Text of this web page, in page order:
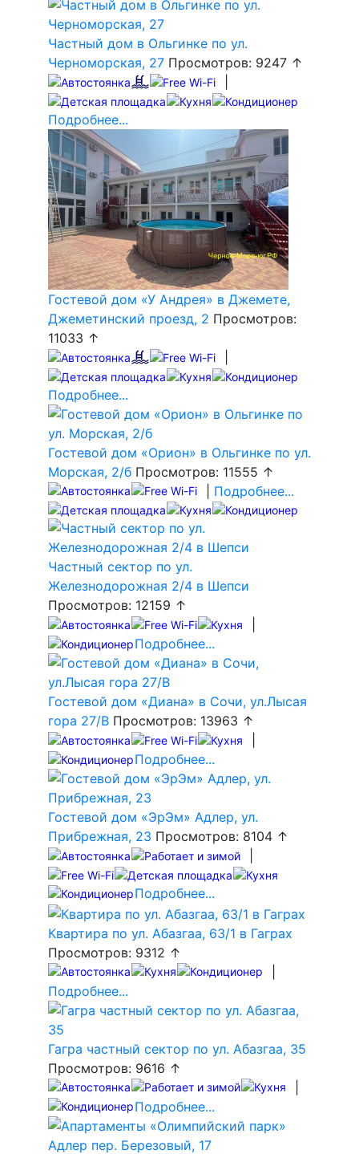
Частный дом в Ольгинке по ул.
Черноморская, 27 Просмотров: 9247 ↑
Подробнее...
Гостевой дом «У Андрея» в Джемете,
Джеметинский проезд, 2 Просмотров:
11033 ↑
Подробнее...
Гостевой дом «Орион» в Ольгинке по ул.
Морская, 2/б Просмотров: 11555 ↑
Подробнее...
Частный сектор по ул.
Железнодорожная 2/4 в Шепси
Просмотров: 12159 ↑
Подробнее...
Гостевой дом «Диана» в Сочи, ул.Лысая
гора 27/В Просмотров: 13963 ↑
Подробнее...
Гостевой дом «ЭрЭм» Адлер, ул.
Прибрежная, 23 Просмотров: 8104 ↑
Подробнее...
Квартира по ул. Абазгаа, 63/1 в Гаграх
Просмотров: 9312 ↑
Подробнее...
Гагра частный сектор по ул. Абазгаа, 35
Просмотров: 9616 ↑
Подробнее...